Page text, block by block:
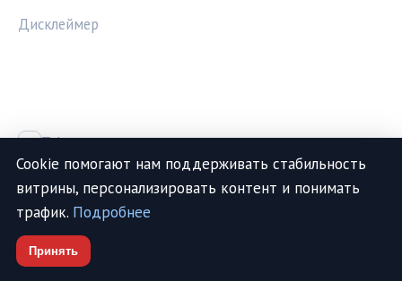
Дисклеймер
Telegram
Vk
© 2026 МедТехИнфо. Все права защищены.
Cookie помогают нам поддерживать стабильность
витрины, персонализировать контент и понимать
трафик. Подробнее
Принять